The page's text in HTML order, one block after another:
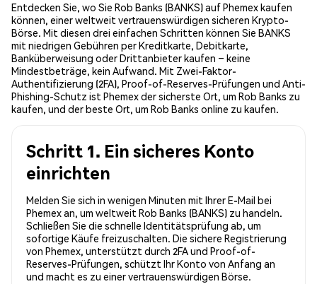
Entdecken Sie, wo Sie Rob Banks (BANKS) auf Phemex kaufen
können, einer weltweit vertrauenswürdigen sicheren Krypto-
Börse. Mit diesen drei einfachen Schritten können Sie BANKS
mit niedrigen Gebühren per Kreditkarte, Debitkarte,
Banküberweisung oder Drittanbieter kaufen – keine
Mindestbeträge, kein Aufwand. Mit Zwei-Faktor-
Authentifizierung (2FA), Proof-of-Reserves-Prüfungen und Anti-
Phishing-Schutz ist Phemex der sicherste Ort, um Rob Banks zu
kaufen, und der beste Ort, um Rob Banks online zu kaufen.
Schritt 1. Ein sicheres Konto
einrichten
Melden Sie sich in wenigen Minuten mit Ihrer E-Mail bei
Phemex an, um weltweit Rob Banks (BANKS) zu handeln.
Schließen Sie die schnelle Identitätsprüfung ab, um
sofortige Käufe freizuschalten. Die sichere Registrierung
von Phemex, unterstützt durch 2FA und Proof-of-
Reserves-Prüfungen, schützt Ihr Konto von Anfang an
und macht es zu einer vertrauenswürdigen Börse.